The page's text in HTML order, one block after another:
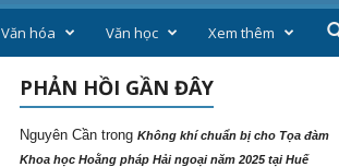
Văn hóa Văn học Xem thêm
PHẢN HỒI GẦN ĐÂY
Nguyên Cầntrong Không khí chuẩn bị cho Tọa đàm
Khoa học Hoằng pháp Hải ngoại năm 2025 tại Huế